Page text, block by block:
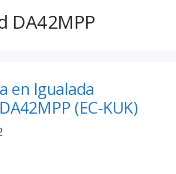
DA42MPP
en Igualada
(EC-KUK)